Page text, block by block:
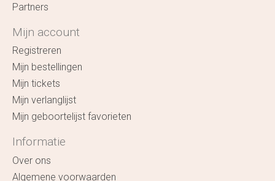
Partners
Mijn account
Registreren
Mijn bestellingen
Mijn tickets
Mijn verlanglijst
Mijn geboortelijst favorieten
Informatie
Over ons
Algemene voorwaarden